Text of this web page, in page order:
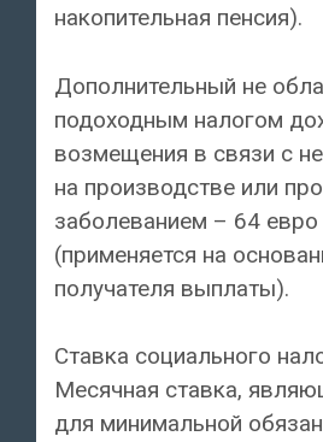
накопительная пенсия).
Дополнительный не
подоходным налогом
возмещения в связи с
на производстве или
заболеванием – 64
(применяется на
получателя выплаты).
Ставка социального
Месячная ставка,
для минимальной